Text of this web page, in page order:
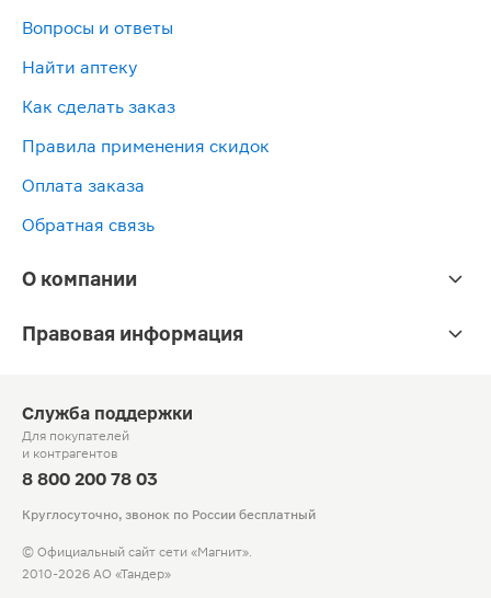
Вопросы и ответы
Найти аптеку
Как сделать заказ
Правила применения скидок
Оплата заказа
Обратная связь
О компании
Правовая информация
Служба поддержки
Для покупателей
и контрагентов
8 800 200 78 03
Круглосуточно, звонок по России бесплатный
© Официальный сайт сети «Магнит».
2010-2026 АО «Тандер»